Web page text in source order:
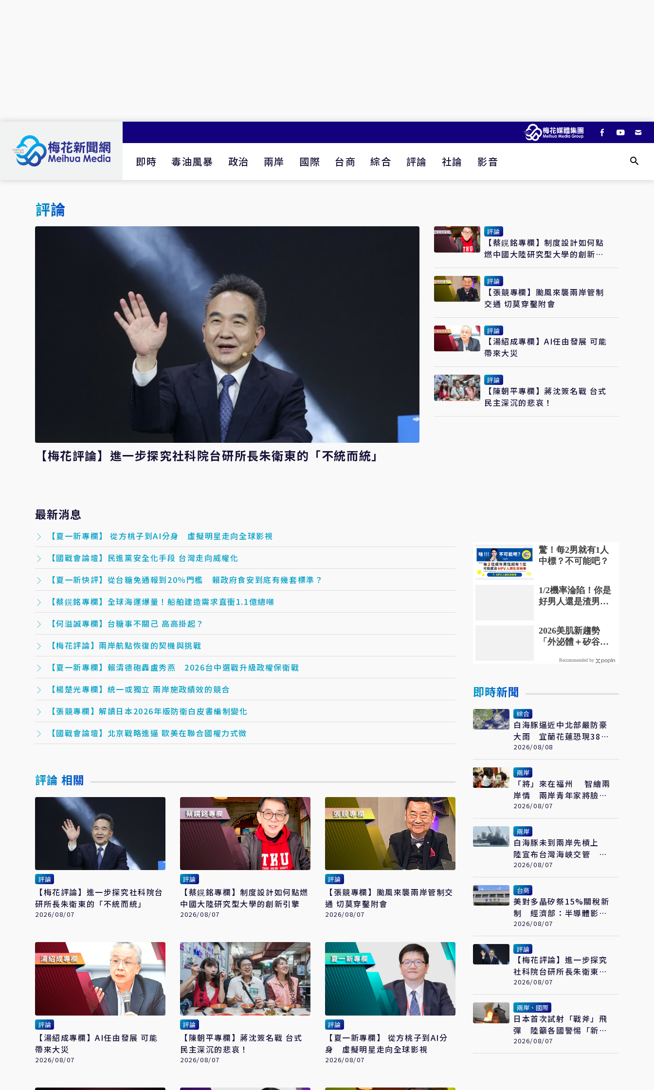
即時 毒油風暴 政治 兩岸 國際 台商 綜合 評論 社論 影音
評論
【梅花評論】進一步探究社科院台研所長朱衛東的「不統而統」
評論
【蔡鎤銘專欄】制度設計如何點
燃中國大陸研究型大學的創新引
擎
評論
【張競專欄】颱風來襲兩岸管制
交通 切莫穿鑿附會
評論
【湯紹成專欄】AI任由發展 可能
帶來大災
評論
【陳朝平專欄】蔣沈簽名戰 台式
民主深沉的悲哀！
最新消息
【夏一新專欄】 從方桃子到AI分身 虛擬明星走向全球影視
【國戰會論壇】民進黨安全化手段 台灣走向威權化
【夏一新快評】從台糖免通報到20％門檻 賴政府食安到底有幾套標準？
【蔡鎤銘專欄】全球海運爆量！船舶建造需求直衝1.1億總噸
【何溢誠專欄】台糖事不關己 高高掛起？
【梅花評論】兩岸航點恢復的契機與挑戰
【夏一新專欄】賴清德砲轟盧秀燕 2026台中選戰升級政權保衛戰
【楊楚光專欄】統一或獨立 兩岸施政績效的競合
【張競專欄】解讀日本2026年版防衛白皮書編制變化
【國戰會論壇】北京戰略進逼 歐美在聯合國權力式微
評論 相關
評論
【梅花評論】進一步探究社科院台
研所長朱衛東的「不統而統」
2026/08/07
評論
【蔡鎤銘專欄】制度設計如何點燃
中國大陸研究型大學的創新引擎
2026/08/07
評論
【張競專欄】颱風來襲兩岸管制交
通 切莫穿鑿附會
2026/08/07
評論
【湯紹成專欄】AI任由發展 可能
帶來大災
2026/08/07
評論
【陳朝平專欄】蔣沈簽名戰 台式
民主深沉的悲哀！
2026/08/07
評論
【夏一新專欄】 從方桃子到AI分
身 虛擬明星走向全球影視
2026/08/07
即時新聞
綜合
白海豚逼近中北部嚴防豪
大雨 宜蘭花蓮恐現38度
極端高溫
2026/08/08
兩岸
「將」來在福州 智繪兩
岸情 兩岸青年家將臉譜
繪畫大賽在福州開幕
2026/08/07
兩岸
白海豚未到兩岸先槓上
陸宣布台灣海峽交管 陸
委會：不勞費心
2026/08/07
台商
美對多晶矽祭15%關稅新
制 經濟部：半導體影響
可控、太陽能產業衝擊有
限
2026/08/07
評論
【梅花評論】進一步探究
社科院台研所長朱衛東的
「不統而統」
2026/08/07
兩岸、國際
日本首次試射「戰斧」飛
彈 陸籲各國警惕「新型
軍國主義」發展
2026/08/07